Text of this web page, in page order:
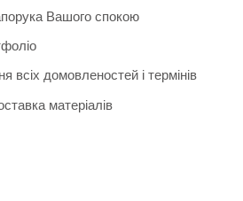
Вашого спокою
всіх домовленостей і термінів
матеріалів